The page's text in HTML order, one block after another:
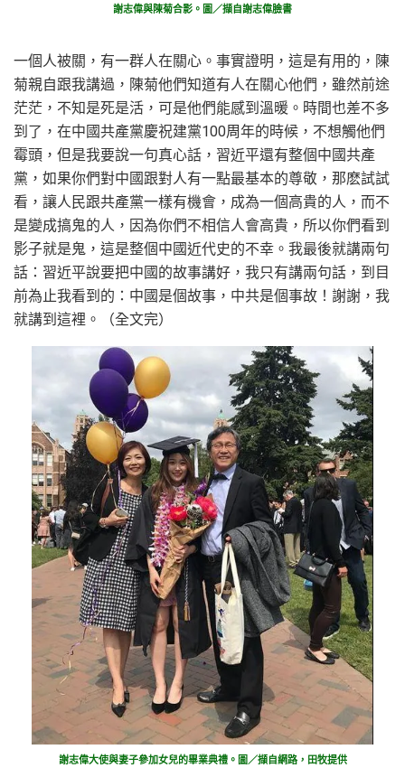
謝志偉與陳菊合影。圖／擷自謝志偉臉書
一個人被關，有一群人在關心。事實證明，這是有用的，陳
菊親自跟我講過，陳菊他們知道有人在關心他們，雖然前途
茫茫，不知是死是活，可是他們能感到溫暖。時間也差不多
到了，在中國共產黨慶祝建黨100周年的時候，不想觸他們
霉頭，但是我要說一句真心話，習近平還有整個中國共產
黨，如果你們對中國跟對人有一點最基本的尊敬，那麽試試
看，讓人民跟共產黨一樣有機會，成為一個高貴的人，而不
是變成搞鬼的人，因為你們不相信人會高貴，所以你們看到
影子就是鬼，這是整個中國近代史的不幸。我最後就講兩句
話：習近平說要把中國的故事講好，我只有講兩句話，到目
前為止我看到的：中國是個故事，中共是個事故！謝謝，我
就講到這裡。（全文完）
謝志偉大使與妻子參加女兒的畢業典禮。圖／擷自網路，田牧提供